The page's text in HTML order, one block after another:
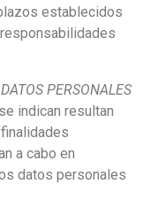
establecidos
PERSONALES
indican resultan
a cabo en
datos personales